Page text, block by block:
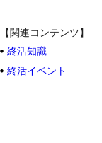
【関連コンテンツ】
終活知識
終活イベント